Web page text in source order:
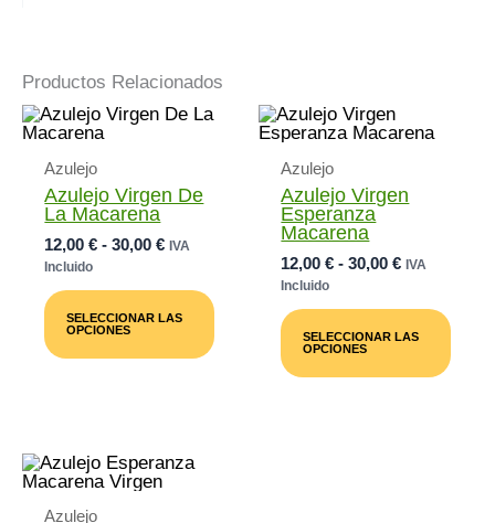
Productos Relacionados
Azulejo
Azulejo Virgen De
La Macarena
12,00€ - 30,00€Rango
Desde
12,00 €
Hasta
IVA
Incluido
SELECCIONAR LAS
OPCIONES
Producto
Múltiples
Variantes.
Azulejo
Azulejo Virgen
Esperanza
Macarena
12,00€ - 30,00€Rango
Desde
12,00 €
Hasta
IVA
Incluido
SELECCIONAR LAS
OPCIONES
Azulejo